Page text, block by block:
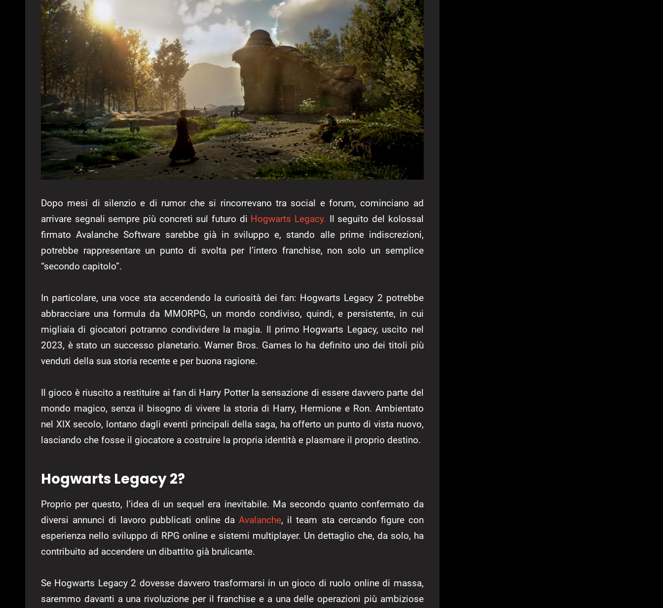
Dopo mesi di silenzio e di rumor che si rincorrevano tra social e forum, cominciano ad
arrivare segnali sempre più concreti sul futuro di Hogwarts Legacy. Il seguito del kolossal
firmato Avalanche Software sarebbe già in sviluppo e, stando alle prime indiscrezioni,
potrebbe rappresentare un punto di svolta per l’intero franchise, non solo un semplice
“secondo capitolo”.
In particolare, una voce sta accendendo la curiosità dei fan: Hogwarts Legacy 2 potrebbe
abbracciare una formula da MMORPG, un mondo condiviso, quindi, e persistente, in cui
migliaia di giocatori potranno condividere la magia. Il primo Hogwarts Legacy, uscito nel
2023, è stato un successo planetario. Warner Bros. Games lo ha definito uno dei titoli più
venduti della sua storia recente e per buona ragione.
Il gioco è riuscito a restituire ai fan di Harry Potter la sensazione di essere davvero parte del
mondo magico, senza il bisogno di vivere la storia di Harry, Hermione e Ron. Ambientato
nel XIX secolo, lontano dagli eventi principali della saga, ha offerto un punto di vista nuovo,
lasciando che fosse il giocatore a costruire la propria identità e plasmare il proprio destino.
Hogwarts Legacy 2?
Proprio per questo, l’idea di un sequel era inevitabile. Ma secondo quanto confermato da
diversi annunci di lavoro pubblicati online daAvalanche, il team sta cercando figure con
esperienza nello sviluppo di RPG online e sistemi multiplayer. Un dettaglio che, da solo, ha
contribuito ad accendere un dibattito già brulicante.
Se Hogwarts Legacy 2 dovesse davvero trasformarsi in un gioco di ruolo online di massa,
saremmo davanti a una rivoluzione per il franchise e a una delle operazioni più ambiziose